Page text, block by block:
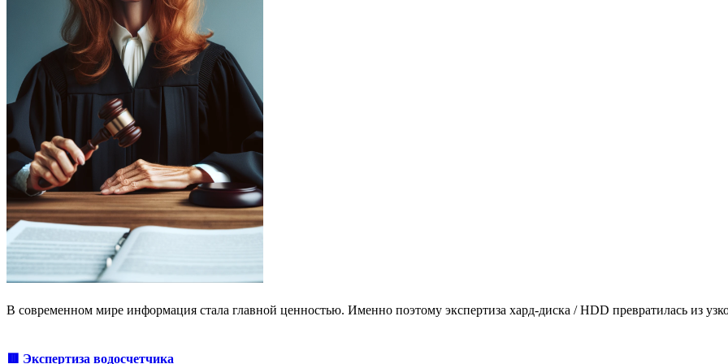
В современном мире информация стала главной ценностью. Именно поэтому экспертиза хард-диска / HDD превратилась из
🟥 Экспертиза водосчетчика